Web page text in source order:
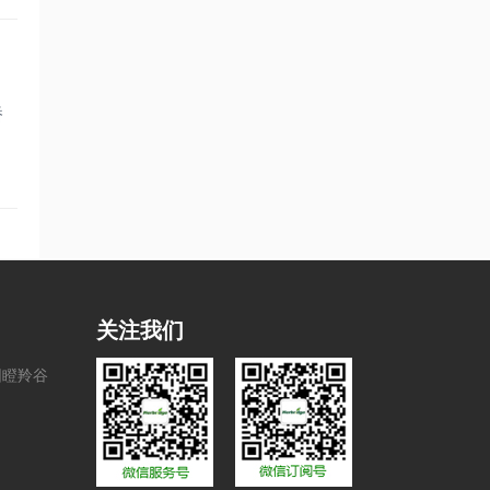
羚谷
关注我们